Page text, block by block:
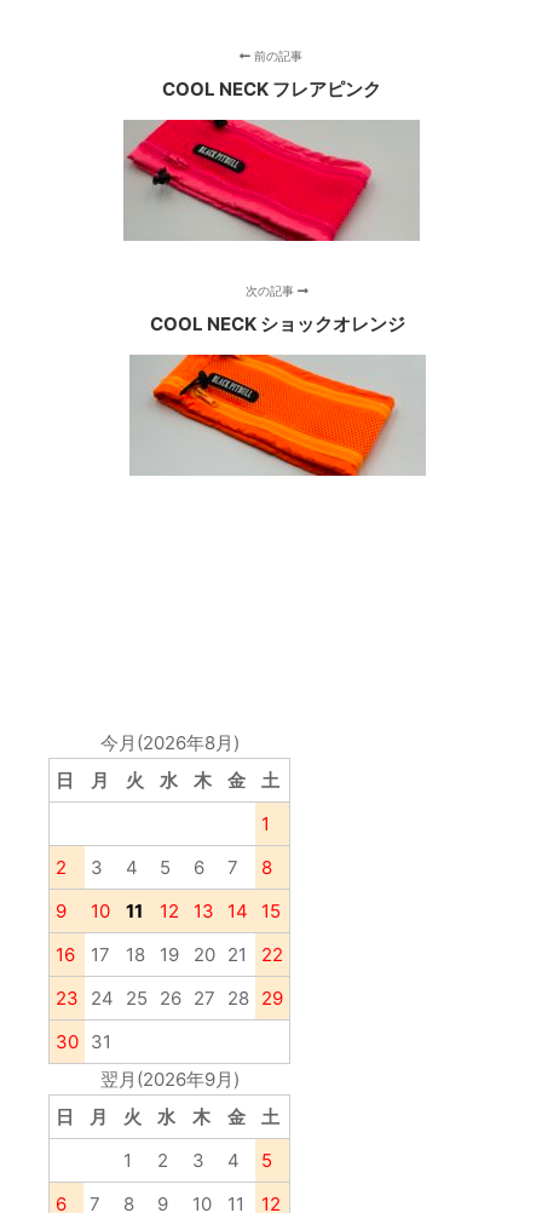
前の記事
COOL NECK フレアピンク
次の記事
COOL NECK ショックオレンジ
今月(2026年8月)
日
月 火 水 木 金
土
1
2
3 4 5 6 7
8
9
10 11 12 13 14
15
16
17 18 19 20 21
22
23
24 25 26 27 28 29
30 31
翌月(2026年9月)
日
月 火 水 木 金
土
1
2 3 4
5
6
7 8 9 10 11 12